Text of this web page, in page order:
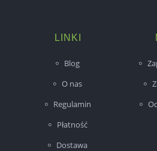
LINKI
Blog
O nas
Regulamin
Płatność
Dostawa